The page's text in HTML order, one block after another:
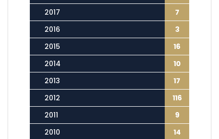
2017
7
2016
3
2015
16
2014
10
2013
17
2012
116
2011
9
2010
14